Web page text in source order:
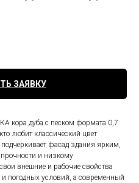
ЗАЯВКУ
кора дуба с песком формата 0,7
любит классический цвет
фасад здания ярким,
и низкому
внешние и рабочие свойства
погодных условий, а современный